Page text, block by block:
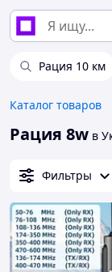
Рация 10 км
Каталог товаров
Рация 8w в
Фильтры